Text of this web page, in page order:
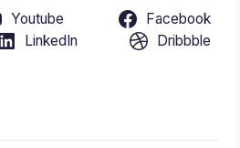
Youtube
Facebook
LinkedIn Dribbble